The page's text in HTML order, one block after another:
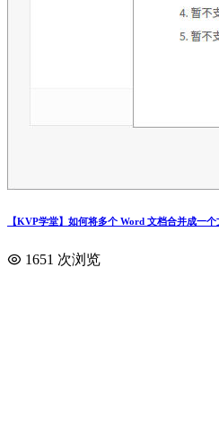
【KVP学堂】如何将多个 Word 文档合并成一个
1651 次浏览